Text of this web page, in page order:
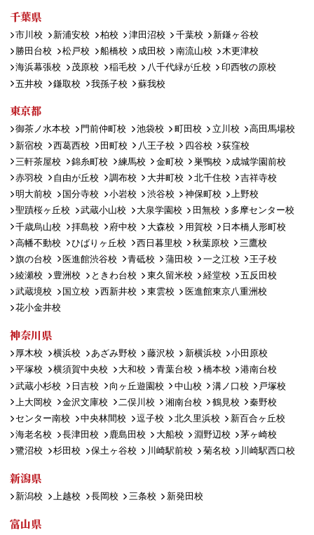
千葉県
市川校 新浦安校 柏校 津田沼校 千葉校
新鎌ヶ谷校
勝田台校
松戸校 船橋校 成田校 南流山校
木更津校
海浜幕張校
茂原校 稲毛校 八千代緑が丘校
印西牧の原校
五井校
鎌取校 我孫子校 蘇我校
東京都
御茶ノ水本校 門前仲町校 池袋校 町田校 立川校
高田馬場校
新宿校
西葛西校 田町校 八王子校 四谷校
荻窪校
三軒茶屋校
錦糸町校 練馬校 金町校 巣鴨校
成城学園前校
赤羽校
自由が丘校 調布校 大井町校 北千住校
吉祥寺校
明大前校
国分寺校 小岩校 渋谷校 神保町校
上野校
聖蹟桜ヶ丘校
武蔵小山校 大泉学園校 田無校
多摩センター校
千歳烏山校
拝島校 府中校 大森校 用賀校
日本橋人形町校
高幡不動校
ひばりヶ丘校 西日暮里校 秋葉原校
三鷹校
旗の台校
医進館渋谷校 青砥校 蒲田校 一之江校
王子校
綾瀬校
豊洲校 ときわ台校 東久留米校 経堂校
五反田校
武蔵境校
国立校 西新井校 東雲校
医進館東京八重洲校
花小金井校
神奈川県
厚木校 横浜校 あざみ野校 藤沢校 新横浜校
小田原校
平塚校
横須賀中央校 大和校 青葉台校 橋本校
港南台校
武蔵小杉校
日吉校 向ヶ丘遊園校 中山校 溝ノ口校
戸塚校
上大岡校
金沢文庫校 二俣川校 湘南台校 鶴見校
秦野校
センター南校
中央林間校 逗子校 北久里浜校
新百合ヶ丘校
海老名校
長津田校 鹿島田校 大船校 淵野辺校
茅ヶ崎校
鷺沼校
杉田校 保土ヶ谷校 川崎駅前校 菊名校 川崎駅西口校
新潟県
新潟校 上越校 長岡校 三条校 新発田校
富山県